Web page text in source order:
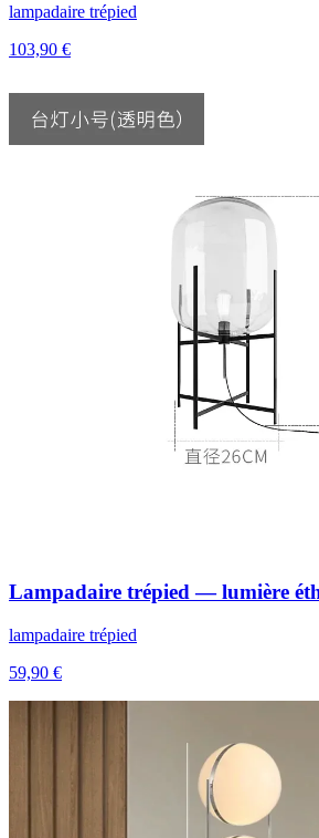
lampadaire trépied
103,90 €
Lampadaire trépied — lumière
lampadaire trépied
59,90 €